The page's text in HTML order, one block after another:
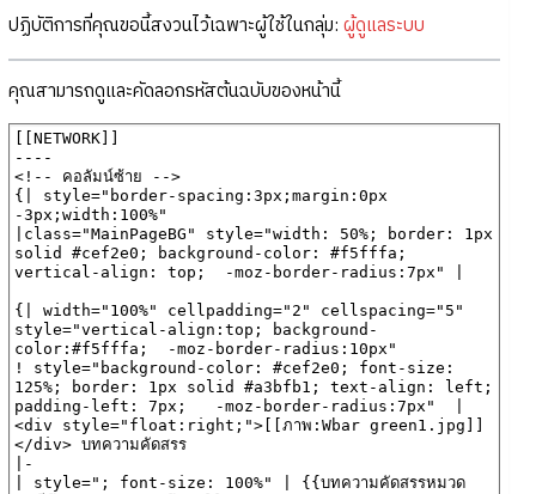
ปฏิบัติการที่คุณขอนี้สงวนไว้เฉพาะผู้ใช้ในกลุ่ม: ผู้ดูแลระบบ
คุณสามารถดูและคัดลอกรหัสต้นฉบับของหน้านี้